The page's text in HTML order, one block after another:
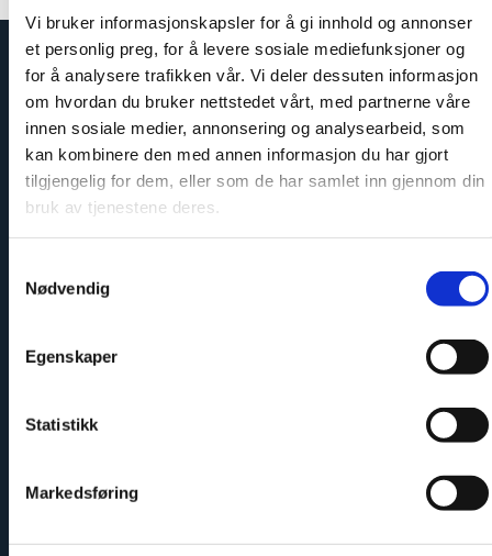
Vi bruker informasjonskapsler for å gi innhold og annonser
et personlig preg, for å levere sosiale mediefunksjoner og
for å analysere trafikken vår. Vi deler dessuten informasjon
om hvordan du bruker nettstedet vårt, med partnerne våre
innen sosiale medier, annonsering og analysearbeid, som
kan kombinere den med annen informasjon du har gjort
tilgjengelig for dem, eller som de har samlet inn gjennom din
bruk av tjenestene deres.
Nødvendig
Egenskaper
Statistikk
Markedsføring